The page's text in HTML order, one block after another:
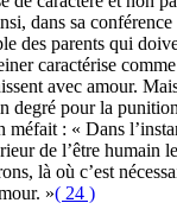
dans sa
des parents qui
caractérise comme
avec amour.
degré pour la
méfait : « Dans
de l’être humain le
là où c’est
»( 24 )